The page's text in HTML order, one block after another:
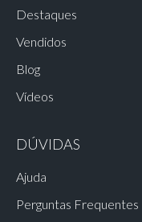
Destaques
Vendidos
Blog
Vídeos
DÚVIDAS
Ajuda
Perguntas Frequentes